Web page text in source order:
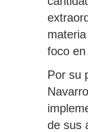
foco
Por su
de sus